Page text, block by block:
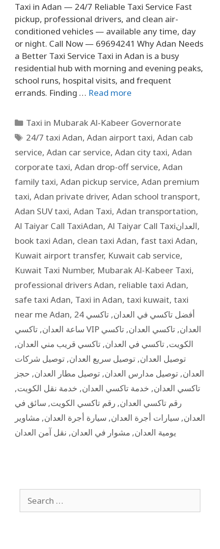
Taxi in Adan — 24/7 Reliable Taxi Service Fast
pickup, professional drivers, and clean air-
conditioned vehicles — available any time, day
or night. Call Now — 69694241 Why Adan Needs
a Better Taxi Service Taxi in Adan is a busy
residential hub with morning and evening peaks,
school runs, hospital visits, and frequent
errands. Finding … Read more
Taxi in Mubarak Al-Kabeer Governorate
24/7 taxi Adan,Adan airport taxi,Adan cab
service, Adan car service, Adan city taxi, Adan
corporate taxi, Adan drop-off service, Adan
family taxi, Adan pickup service, Adan premium
taxi, Adan private driver, Adan school transport,
Adan SUV taxi, Adan Taxi, Adan transportation,
Al Taiyar Call TaxiAdan, Al Taiyar Call Taxiالعدان,
book taxi Adan, clean taxi Adan, fast taxi Adan,
Kuwait airport transfer, Kuwait cab service,
Kuwait Taxi Number, Mubarak Al-Kabeer Taxi,
professional drivers Adan, reliable taxi Adan,
safe taxi Adan, Taxi in Adan, taxi kuwait, taxi
near me Adan, أفضل تاكسي في العدان,
تاكسي 24
ساعة العدان, تاكسي VIP العدان, تاكسي العدان, تاكسي
الكويت, تاكسي في العدان, تاكسي قريب مني العدان,
توصيل العدان, توصيل سريع العدان, توصيل شركات
العدان, توصيل مدارس العدان, توصيل مطار العدان, حجز
تاكسي العدان, خدمة تاكسي العدان, خدمة نقل الكويت,
رقم تاكسي العدان, رقم تاكسي الكويت, سائق في
العدان, سيارات أجرة العدان, سيارة أجرة العدان, مشاوير
يومية العدان, مشوار في العدان, نقل آمن العدان